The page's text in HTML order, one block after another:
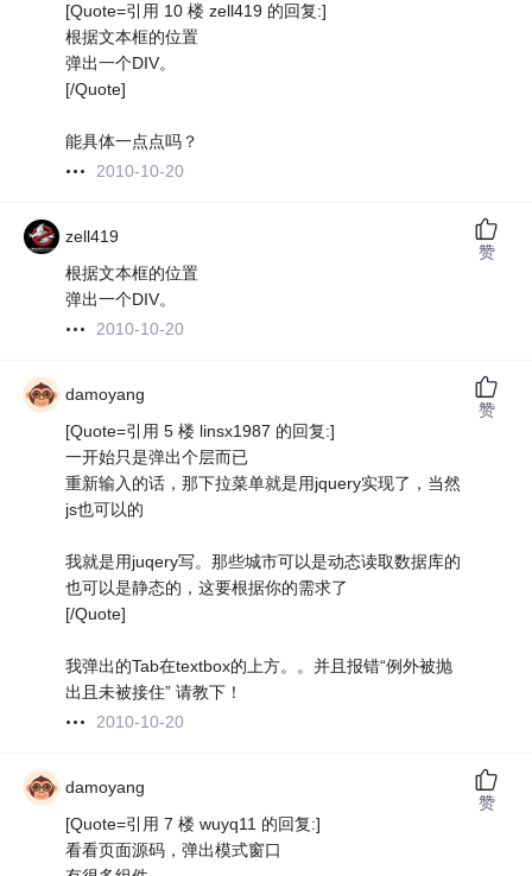
[Quote=引用 10 楼 zell419 的回复:]
根据文本框的位置
弹出一个DIV。
[/Quote]
能具体一点点吗？
2010-10-20
zell419
根据文本框的位置
弹出一个DIV。
2010-10-20
赞
damoyang
[Quote=引用 5 楼 linsx1987 的回复:]
一开始只是弹出个层而已
重新输入的话，那下拉菜单就是用jquery实现了，当然
js也可以的
我就是用juqery写。那些城市可以是动态读取数据库的
也可以是静态的，这要根据你的需求了
[/Quote]
我弹出的Tab在textbox的上方。。并且报错“例外被抛
出且未被接住” 请教下！
2010-10-20
赞
damoyang
[Quote=引用 7 楼 wuyq11 的回复:]
看看页面源码，弹出模式窗口
赞